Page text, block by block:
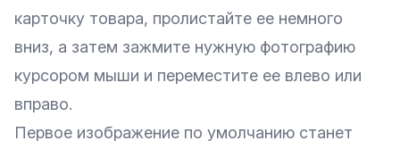
карточку товара, пролистайте ее немного
вниз, а затем зажмите нужную фотографию
курсором мыши и переместите ее влево или
вправо.
Первое изображение по умолчанию станет